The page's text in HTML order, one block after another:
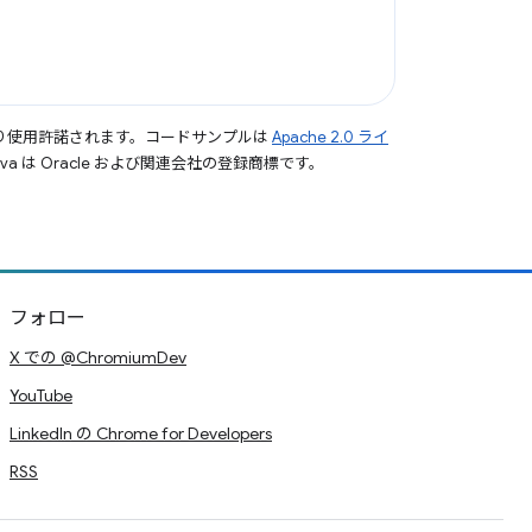
使用許諾されます。コードサンプルは Apache 2.0 ライ
は Oracle および関連会社の登録商標です。
フォロー
X での @ChromiumDev
YouTube
LinkedIn の Chrome for Developers
RSS